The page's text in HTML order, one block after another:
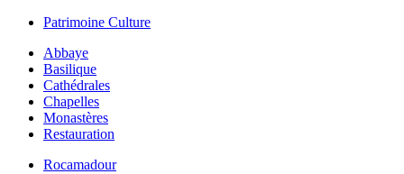
Patrimoine Culture
Abbaye
Basilique
Cathédrales
Chapelles
Monastères
Restauration
Rocamadour